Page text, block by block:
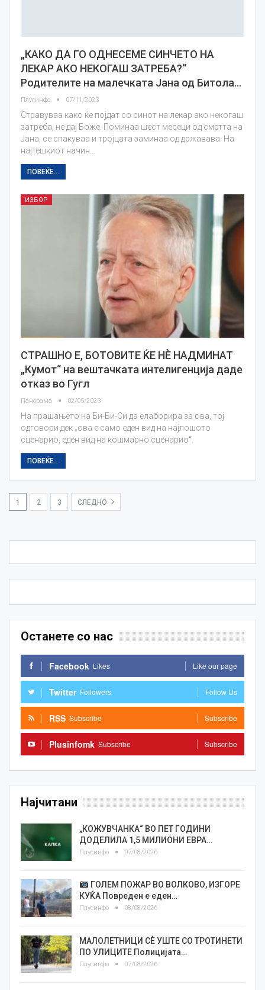
„КАКО ДА ГО ОДНЕСЕМЕ СИНЧЕТО НА
ЛЕКАР АКО НЕКОГАШ ЗАТРЕБА?“
Родителите на малечката Јана од Битола…
Плусинфо 07/11/2023
Стравуваа како ќе појдат со синот на лекар ако некогаш
затреба, не дај Боже. Поминаа шест месеци од смртта на
Јана, се спакуваа и тројцата заминаа од државава. На
најтешкиот начин…
ПОВЕЌЕ...
ИЗБОР
СТРАШНО Е, БОТОВИТЕ ЌЕ НЀ НАДМИНАТ
„Кумот“ на вештачката интелигенција даде
отказ во Гугл
Панорама 02/05/2023
На прашањето на Би-Би-Си да елаборира за ова, тој
одговори дек „ова е само еден вид на најлошото
сценарио, еден вид на кошмарно сценарио“.
ПОВЕЌЕ...
1 2 3 СЛЕДНО
Останете со нас
Facebook Likes Like our page
Twitter Followers Follow Us
RSS Subscribe Subscribe
Plusinfomk Subscribe Subscribe
Најчитани
„КОЖУВЧАНКА“ ВО ПЕТ ГОДИНИ
ДОДЕЛИЛА 1,5 МИЛИОНИ ЕВРА…
Плусинфо 07/08/2026
ГОЛЕМ ПОЖАР ВО ВОЛКОВО, ИЗГОРЕ
КУЌА Повреден е еден…
Плусинфо 08/08/2026
МАЛОЛЕТНИЦИ СÈ УШТЕ СО ТРОТИНЕТИ
ПО УЛИЦИТЕ Полицијата…
Плусинфо 07/08/2026